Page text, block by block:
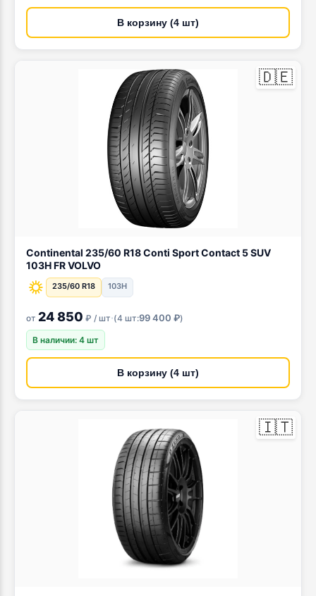
В корзину (4 шт)
🇩🇪
Continental 235/60 R18 Conti Sport Contact 5 SUV
103H FR VOLVO
235/60 R18 103H
от 24 850 ₽ / шт·(4 шт:99 400 ₽)
В наличии: 4 шт
В корзину (4 шт)
🇮🇹